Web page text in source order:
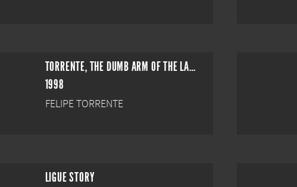
TORRENTE, THE DUMB ARM OF THE LAW
1998
FELIPE TORRENTE
LIGUE STORY